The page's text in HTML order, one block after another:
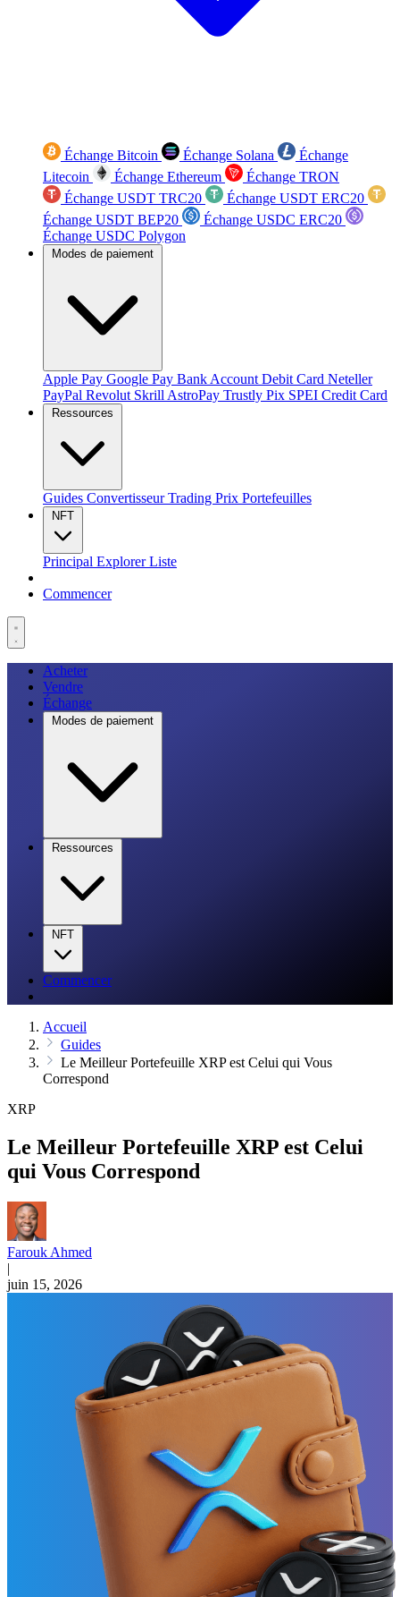
Échange Bitcoin Échange Solana
Échange
Litecoin
Échange Ethereum
Échange TRON
Échange USDT TRC20
Échange USDT ERC20
Échange USDT BEP20
Échange USDC ERC20
Échange USDC Polygon
Modes de paiement
Apple Pay Google Pay Bank Account Debit Card Neteller
PayPal Revolut Skrill AstroPay Trustly Pix SPEI Credit Card
Ressources
Guides ConvertisseurTrading Prix Portefeuilles
NFT
Principal ExplorerListe
Commencer
Acheter
Vendre
Échange
Modes de paiement
Ressources
NFT
Commencer
Accueil
Guides
Le Meilleur Portefeuille XRP est Celui qui Vous
Correspond
XRP
Le Meilleur Portefeuille XRP est Celui
qui Vous Correspond
Farouk Ahmed
|
juin 15, 2026